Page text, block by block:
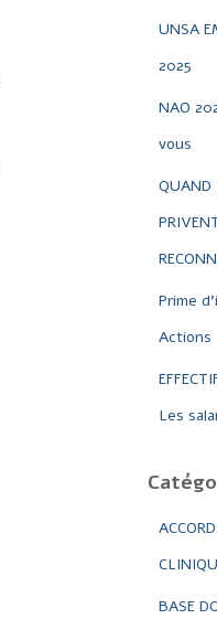
UNSA
2025
NAO
vous
QUAND
Prime
Actions
Les
BASE